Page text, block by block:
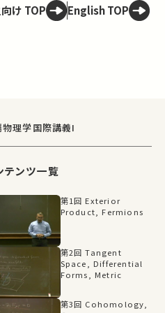
け TOP English TOP
物理学国際講義I
テンツ一覧
第1回 Exterior
Product, Fermions
第2回 Tangent
Space, Differential
Forms, Metric
第3回 Cohomology,